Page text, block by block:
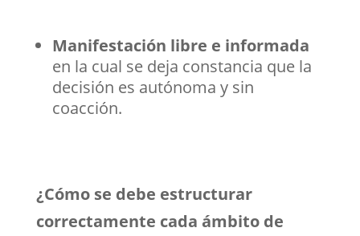
Manifestación libre e informada
en la cual se deja constancia que la
decisión es autónoma y sin
coacción.
¿Cómo se debe estructurar
correctamente cada ámbito de